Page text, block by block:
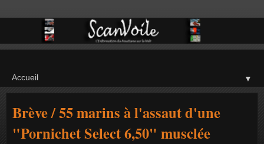
▼
Brève / 55 marins à l'assaut d'une
"Pornichet Select 6,50" musclée